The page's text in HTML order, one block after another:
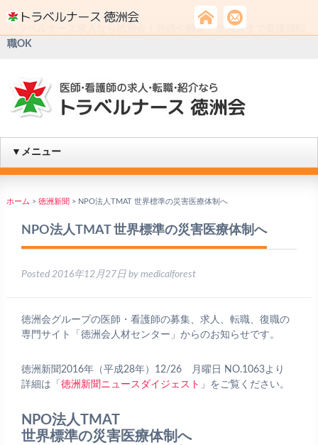
トラベルナース求人なら徳洲会！沖縄や離島、北海道まで看護師転
職OK
▼メニュー
ホーム > 徳洲新聞 > NPO法人TMAT 世界標準の災害医療体制へ
NPO法人TMAT 世界標準の災害医療体制へ
Posted 2016年12月27日 by medicalforest
徳洲会グループの医師・看護師の募集、求人、転職、復職の
専門サイト「徳洲会人材センター」からのお知らせです。
徳洲新聞2016年（平成28年）12/26 月曜日 NO.1063より
詳細は「 徳洲新聞ニュースダイジェスト 」をご覧ください。
NPO法人TMAT
世界標準の災害医療体制へ